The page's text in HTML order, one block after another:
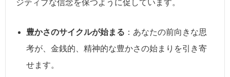
ジティブな信念を保つように促しています。
豊かさのサイクルが始まる ：あなたの前向きな思
考が、金銭的、精神的な豊かさの始まりを引き寄
せます。